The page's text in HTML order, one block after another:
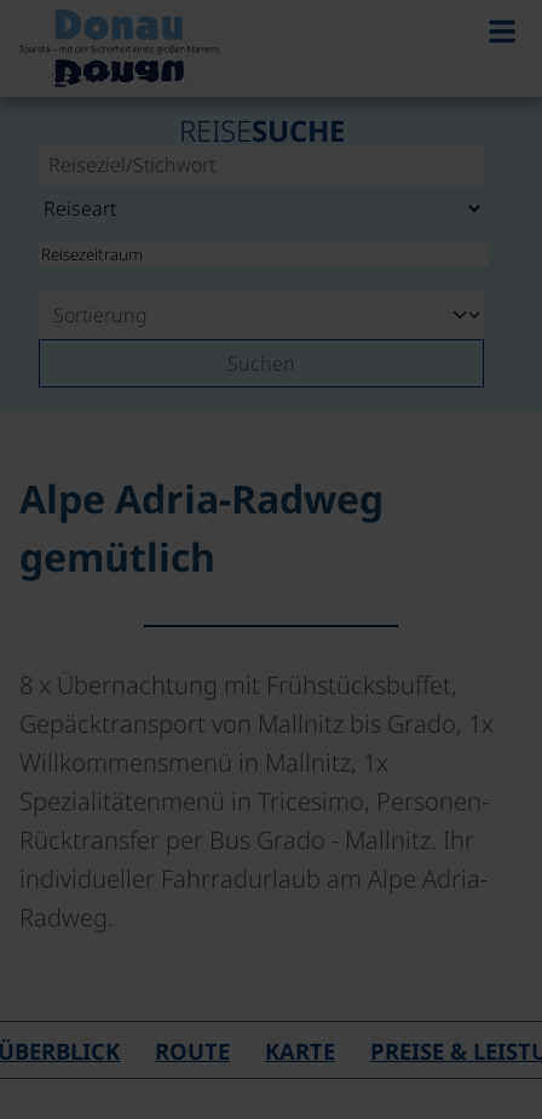
REISESUCHE
Suchen
Alpe Adria-Radweg
gemütlich
8 x Übernachtung mit Frühstücksbuffet,
Gepäcktransport von Mallnitz bis Grado, 1x
Willkommensmenü in Mallnitz, 1x
Spezialitätenmenü in Tricesimo, Personen-
Rücktransfer per Bus Grado - Mallnitz. Ihr
individueller Fahrradurlaub am Alpe Adria-
Radweg.
ROUTE KARTE PREISE &